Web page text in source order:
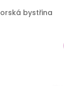
bystřina